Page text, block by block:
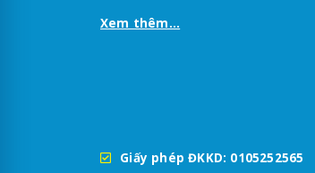
Xem thêm...
Giấy phép ĐKKD: 0105252565